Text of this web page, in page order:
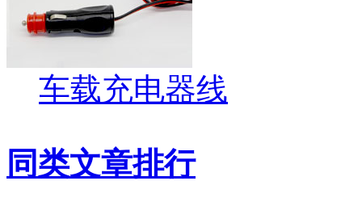
车载充电器线
同类文章排行